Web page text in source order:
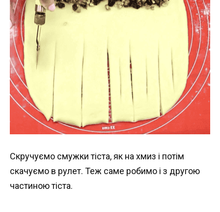
Скручуємо смужки тіста, як на хмиз і потім
скачуємо в рулет. Теж саме робимо і з другою
частиною тіста.